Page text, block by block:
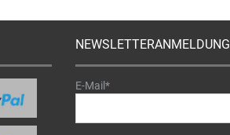
NEWSLETTERANMELDUNG
E-Mail*